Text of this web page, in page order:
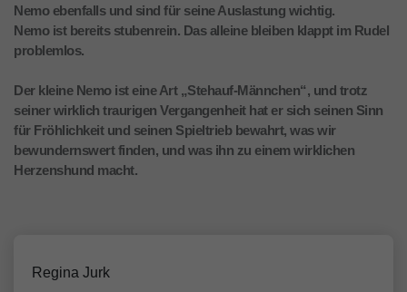
Nemo ebenfalls und sind für seine Auslastung wichtig.
Nemo ist bereits stubenrein. Das alleine bleiben klappt im Rudel
problemlos.
Der kleine Nemo ist eine Art „Stehauf-Männchen“, und trotz
seiner wirklich traurigen Vergangenheit hat er sich seinen Sinn
für Fröhlichkeit und seinen Spieltrieb bewahrt, was wir
bewundernswert finden, und was ihn zu einem wirklichen
Herzenshund macht.
Regina Jurk